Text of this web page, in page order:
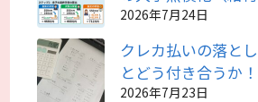
2026年7月24日
クレカ払いの落と
とどう付き合うか
2026年7月23日